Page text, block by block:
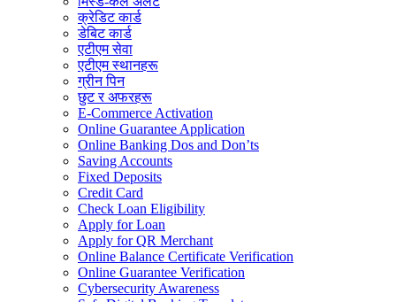
क्रेडिट कार्ड
डेबिट कार्ड
एटीएम सेवा
एटीएम स्थानहरू
ग्रीन पिन
छुट र अफरहरू
E-Commerce Activation
Online Guarantee Application
Online Banking Dos and Don’ts
Saving Accounts
Fixed Deposits
Credit Card
Check Loan Eligibility
Apply for Loan
Apply for QR Merchant
Online Balance Certificate Verification
Online Guarantee Verification
Cybersecurity Awareness